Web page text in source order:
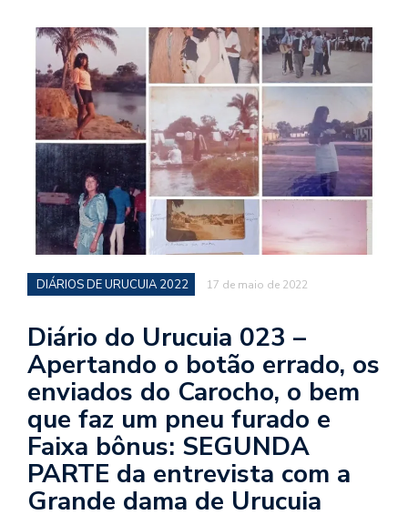
DIÁRIOS DE URUCUIA 2022 17 de maio de 2022
Diário do Urucuia 023 –
Apertando o botão errado, os
enviados do Carocho, o bem
que faz um pneu furado e
Faixa bônus: SEGUNDA
PARTE da entrevista com a
Grande dama de Urucuia